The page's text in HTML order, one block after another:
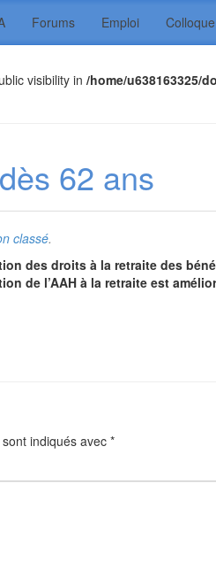
visibility in /home/u638163325/
Forums Emploi
62 ans
classé.
des droits à la retraite des
de l’AAH à la retraite est
indiqués avec*